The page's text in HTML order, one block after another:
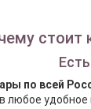
стоит
по всей
любое